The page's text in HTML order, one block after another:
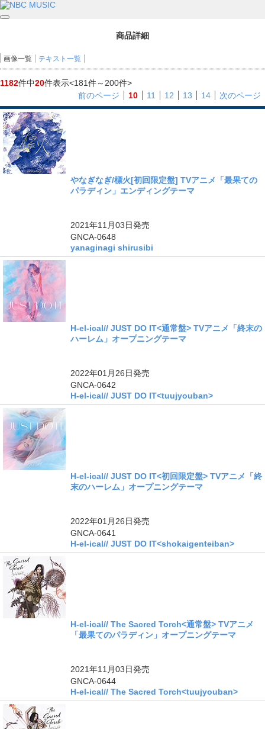
商品詳細
画像一覧 テキスト一覧
1182件中20件表示<181件～200件>
前のページ
10 11 12 13 14 次のページ
やなぎなぎ/標火[初回限定盤] TVアニメ「最果ての
パラディン」エンディングテーマ
2021年11月03日発売
GNCA-0648
yanaginagi shirusibi
H-el-ical// JUST DO IT<通常盤> TVアニメ「終末の
ハーレム」オープニングテーマ
2022年01月26日発売
GNCA-0642
H-el-ical// JUST DO IT<tuujyouban>
H-el-ical// JUST DO IT<初回限定盤> TVアニメ「終
末のハーレム」オープニングテーマ
2022年01月26日発売
GNCA-0641
H-el-ical// JUST DO IT<shokaigenteiban>
H-el-ical// The Sacred Torch<通常盤> TVアニメ
「最果てのパラディン」オープニングテーマ
2021年11月03日発売
GNCA-0644
H-el-ical// The Sacred Torch<tuujyouban>